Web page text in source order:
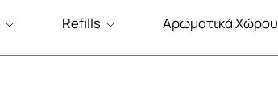
Refills Αρωματικά Χώρου